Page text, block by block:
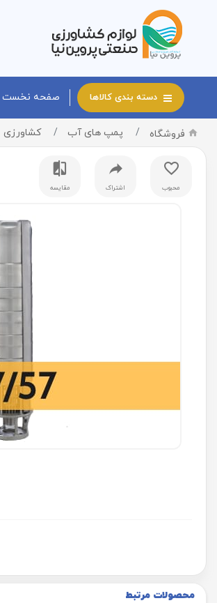
دسته بندی کالاها صفحه نخست
فروشگاه پمپ های آب کشاورزی
محبوب اشتراک مقایسه
محصولات مرتبط